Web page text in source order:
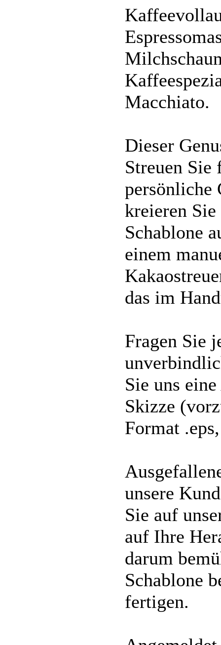
Macchiato.
Dieser
Streuen Sie
persönliche
kreieren
Schablone
einem
das im
Fragen Sie
Sie uns
Skizze
Format
unsere
Sie auf
auf Ihre
darum
Schablone
fertigen.